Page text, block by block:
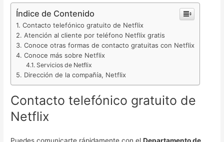
Índice de Contenido
Contacto telefónico gratuito de Netflix
Atención al cliente por teléfono Netflix gratis
Conoce otras formas de contacto gratuitas con Netflix
Conoce más sobre Netflix
Servicios de Netflix
Dirección de la compañía, Netflix
Contacto telefónico gratuito de
Netflix
Puedes comunicarte rápidamente con elDepartamento de